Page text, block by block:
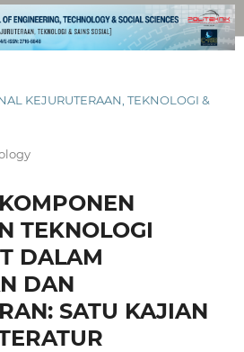
KEJURUTERAAN, TEKNOLOGI &
TEKNOLOGI
DALAM
DAN
SATU KAJIAN